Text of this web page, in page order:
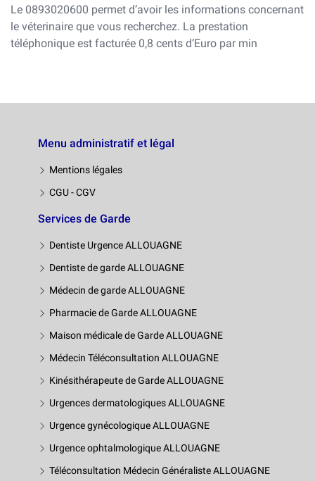
Le 0893020600 permet d’avoir les informations concernant
le véterinaire que vous recherchez. La prestation
téléphonique est facturée 0,8 cents d’Euro par min
Menu administratif et légal
Mentions légales
CGU - CGV
Services de Garde
Dentiste Urgence ALLOUAGNE
Dentiste de garde ALLOUAGNE
Médecin de garde ALLOUAGNE
Pharmacie de Garde ALLOUAGNE
Maison médicale de Garde ALLOUAGNE
Médecin Téléconsultation ALLOUAGNE
Kinésithérapeute de Garde ALLOUAGNE
Urgences dermatologiques ALLOUAGNE
Urgence gynécologique ALLOUAGNE
Urgence ophtalmologique ALLOUAGNE
Téléconsultation Médecin Généraliste ALLOUAGNE